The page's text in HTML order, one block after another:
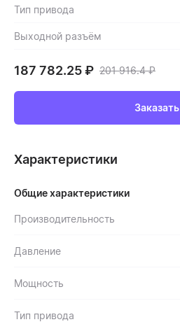
Тип привода
Выходной разъём
187 782.25₽ 201 916.4₽
Заказать
Характеристики
Общие характеристики
Производительность
Давление
Мощность
Тип привода